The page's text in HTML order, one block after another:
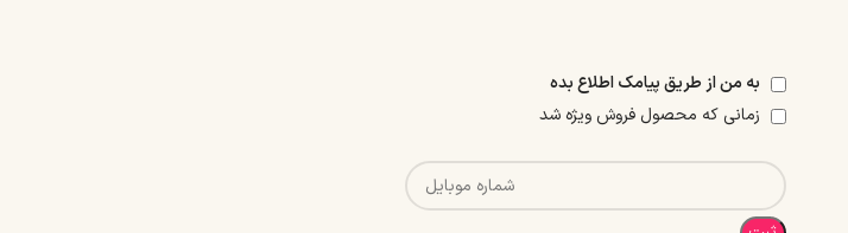
به من از طریق پیامک اطلاع بده
زمانی که محصول فروش ویژه شد